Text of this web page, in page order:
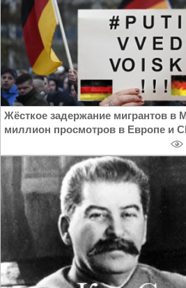
Жёсткое задержание мигрантов в
миллион просмотров в Европе и